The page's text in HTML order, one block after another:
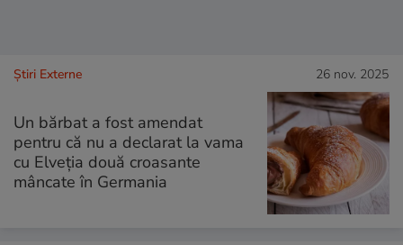
Știri Externe 26 nov. 2025
Un bărbat a fost amendat
pentru că nu a declarat la vama
cu Elveția două croasante
mâncate în Germania